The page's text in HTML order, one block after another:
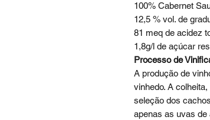
100% Cabernet
12,5 % vol. de
81 meq de acidez
1,8g/l de açúcar
Processo de
A produção de
vinhedo. A
seleção dos
apenas as uvas de